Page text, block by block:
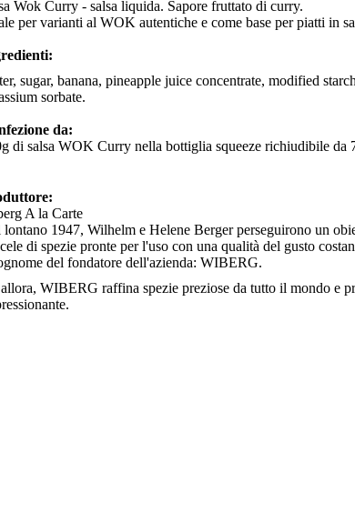
Wok Curry - salsa liquida. Sapore fruttato di curry.
per varianti al WOK autentiche e come base per piatti in
sugar, banana, pineapple juice concentrate, modified
sorbate.
da:
di salsa WOK Curry nella bottiglia squeeze richiudibile da
A la Carte
lontano 1947, Wilhelm e Helene Berger perseguirono un
di spezie pronte per l'uso con una qualità del gusto
del fondatore dell'azienda: WIBERG.
WIBERG raffina spezie preziose da tutto il mondo e